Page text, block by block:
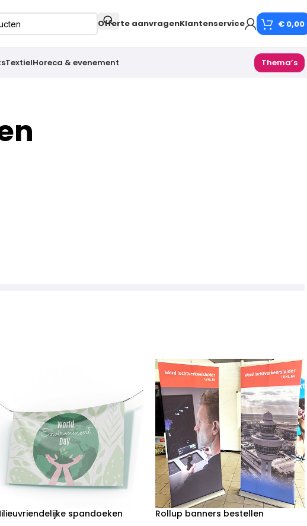
Offerte aanvragenKlantenservice € 0,00
TextielHoreca & evenement Thema’s
spandoeken
Rollup banners bestellen